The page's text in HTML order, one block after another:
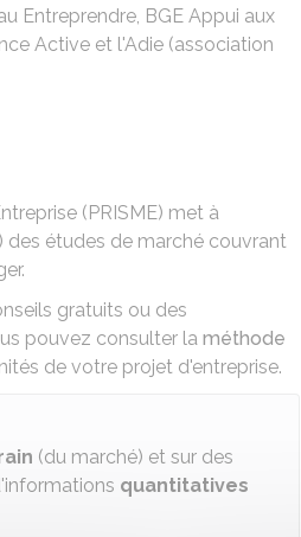
Entreprendre, BGE Appui aux
Active et l'Adie (association
(PRISME) met à
) des études de marché couvrant
gratuits ou des
pouvez consulter la méthode
de votre projet d'entreprise.
(du marché) et sur des
quantitatives